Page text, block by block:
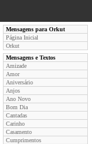
Mensagens para Orkut
Página Inicial
Orkut
Mensagens e Textos
Amizade
Amor
Aniversário
Anjos
Ano Novo
Bom Dia
Cantadas
Carinho
Casamento
Cumprimentos